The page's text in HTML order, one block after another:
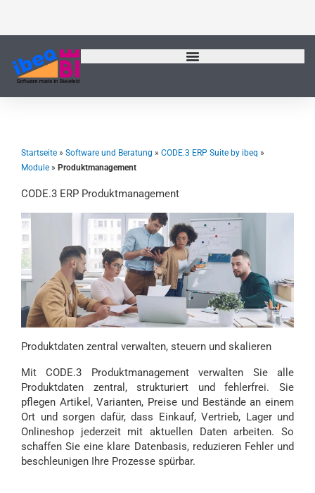
springen
Startseite » Software und Beratung » CODE.3 ERP Suite by ibeq »
Module » Produktmanagement
CODE.3 ERP Produktmanagement
Produktdaten zentral verwalten, steuern und skalieren
Mit CODE.3 Produktmanagement verwalten Sie alle
Produktdaten zentral, strukturiert und fehlerfrei. Sie
pflegen Artikel, Varianten, Preise und Bestände an einem
Ort und sorgen dafür, dass Einkauf, Vertrieb, Lager und
Onlineshop jederzeit mit aktuellen Daten arbeiten. So
schaffen Sie eine klare Datenbasis, reduzieren Fehler und
beschleunigen Ihre Prozesse spürbar.